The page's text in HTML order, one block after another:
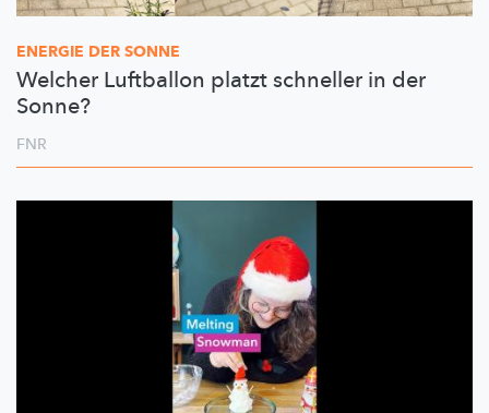
ENERGIE DER SONNE
Welcher Luftballon platzt schneller in der
Sonne?
FNR